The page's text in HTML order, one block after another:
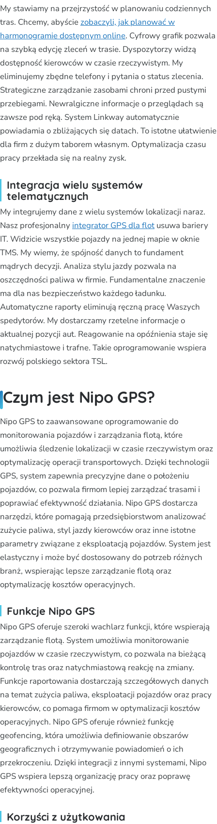
My stawiamy na przejrzystość w planowaniu codziennych
tras. Chcemy, abyście zobaczyli, jak planować w
harmonogramie dostępnym online. Cyfrowy grafik pozwala
na szybką edycję zleceń w trasie. Dyspozytorzy widzą
dostępność kierowców w czasie rzeczywistym. My
eliminujemy zbędne telefony i pytania o status zlecenia.
Strategiczne zarządzanie zasobami chroni przed pustymi
przebiegami. Newralgiczne informacje o przeglądach są
zawsze pod ręką. System Linkway automatycznie
powiadamia o zbliżających się datach. To istotne ułatwienie
dla firm z dużym taborem własnym. Optymalizacja czasu
pracy przekłada się na realny zysk.
Integracja wielu systemów
telematycznych
My integrujemy dane z wielu systemów lokalizacji naraz.
Nasz profesjonalny integrator GPS dla flot usuwa bariery
IT. Widzicie wszystkie pojazdy na jednej mapie w oknie
TMS. My wiemy, że spójność danych to fundament
mądrych decyzji. Analiza stylu jazdy pozwala na
oszczędności paliwa w firmie. Fundamentalne znaczenie
ma dla nas bezpieczeństwo każdego ładunku.
Automatyczne raporty eliminują ręczną pracę Waszych
spedytorów. My dostarczamy rzetelne informacje o
aktualnej pozycji aut. Reagowanie na opóźnienia staje się
natychmiastowe i trafne. Takie oprogramowanie wspiera
rozwój polskiego sektora TSL.
Czym jest Nipo GPS?
Nipo GPS to zaawansowane oprogramowanie do
monitorowania pojazdów i zarządzania flotą, które
umożliwia śledzenie lokalizacji w czasie rzeczywistym oraz
optymalizację operacji transportowych. Dzięki technologii
GPS, system zapewnia precyzyjne dane o położeniu
pojazdów, co pozwala firmom lepiej zarządzać trasami i
poprawiać efektywność działania. Nipo GPS dostarcza
narzędzi, które pomagają przedsiębiorstwom analizować
zużycie paliwa, styl jazdy kierowców oraz inne istotne
parametry związane z eksploatacją pojazdów. System jest
elastyczny i może być dostosowany do potrzeb różnych
branż, wspierając lepsze zarządzanie flotą oraz
optymalizację kosztów operacyjnych.
Funkcje Nipo GPS
Nipo GPS oferuje szeroki wachlarz funkcji, które wspierają
zarządzanie flotą. System umożliwia monitorowanie
pojazdów w czasie rzeczywistym, co pozwala na bieżącą
kontrolę tras oraz natychmiastową reakcję na zmiany.
Funkcje raportowania dostarczają szczegółowych danych
na temat zużycia paliwa, eksploatacji pojazdów oraz pracy
kierowców, co pomaga firmom w optymalizacji kosztów
operacyjnych. Nipo GPS oferuje również funkcję
geofencing, która umożliwia definiowanie obszarów
geograficznych i otrzymywanie powiadomień o ich
przekroczeniu. Dzięki integracji z innymi systemami, Nipo
GPS wspiera lepszą organizację pracy oraz poprawę
efektywności operacyjnej.
Korzyści z użytkowania